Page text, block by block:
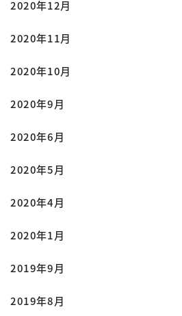
2020年12月
2020年11月
2020年10月
2020年9月
2020年6月
2020年5月
2020年4月
2020年1月
2019年9月
2019年8月